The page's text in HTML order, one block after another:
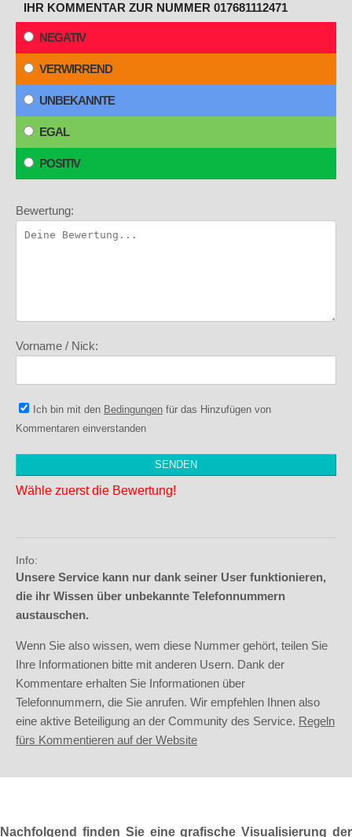
IHR KOMMENTAR ZUR NUMMER 017681112471
NEGATIV
VERWIRREND
UNBEKANNTE
EGAL
POSITIV
Bewertung:
Vorname / Nick:
Ich bin mit den Bedingungen für das Hinzufügen von
Kommentaren einverstanden
Wähle zuerst die Bewertung!
Info:
Unsere Service kann nur dank seiner User funktionieren,
die ihr Wissen über unbekannte Telefonnummern
austauschen.
Wenn Sie also wissen, wem diese Nummer gehört, teilen Sie
Ihre Informationen bitte mit anderen Usern. Dank der
Kommentare erhalten Sie Informationen über
Telefonnummern, die Sie anrufen. Wir empfehlen Ihnen also
eine aktive Beteiligung an der Community des Service. Regeln
fürs Kommentieren auf der Website
Nachfolgend finden Sie eine grafische Visualisierung der